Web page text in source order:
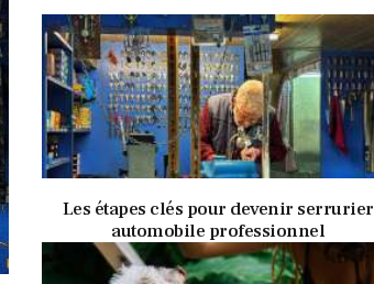
27 avril 2026 NON CLASSÉ
Les étapes clés pour devenir serrurier
automobile professionnel